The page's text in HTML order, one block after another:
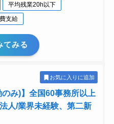
平均残業20h以下
支給
てみる
お気に入りに追加
のみ)】全国60事務所以上
人/業界未経験、第二新